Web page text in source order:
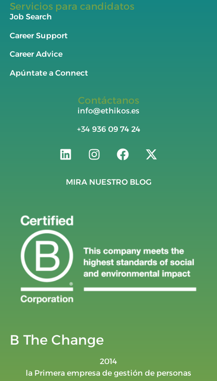
Servicios para candidatos
Job Search
Career Support
Career Advice
Apúntate a Connect
Contáctanos
info@ethikos.es
+34 936 09 74 24
MIRA NUESTRO BLOG
B The Change
2014
la Primera empresa de gestión de personas